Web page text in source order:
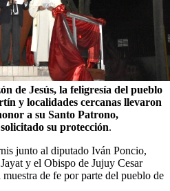
de Jesús, la feligresía del pueblo
y localidades cercanas llevaron
a su Santo Patrono,
su protección.
junto al diputado Iván Poncio,
y el Obispo de Jujuy Cesar
de fe por parte del pueblo de